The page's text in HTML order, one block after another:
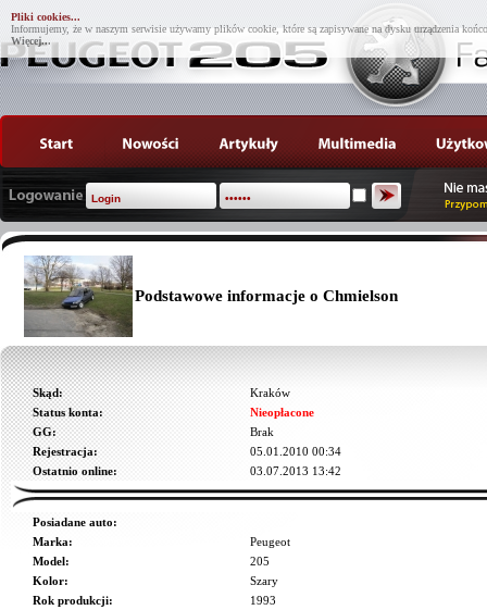
Pliki cookies...
Informujemy, że w naszym serwisie używamy plików cookie, które są zapisywane na dysku urządzenia
Więcej...
Podstawowe informacje o Chmielson
Skąd:
Kraków
Status konta:
Nieopłacone
GG:
Brak
Rejestracja:
05.01.2010 00:34
Ostatnio online:
03.07.2013 13:42
Posiadane auto:
Marka:
Peugeot
Model:
205
Kolor:
Szary
Rok produkcji:
1993